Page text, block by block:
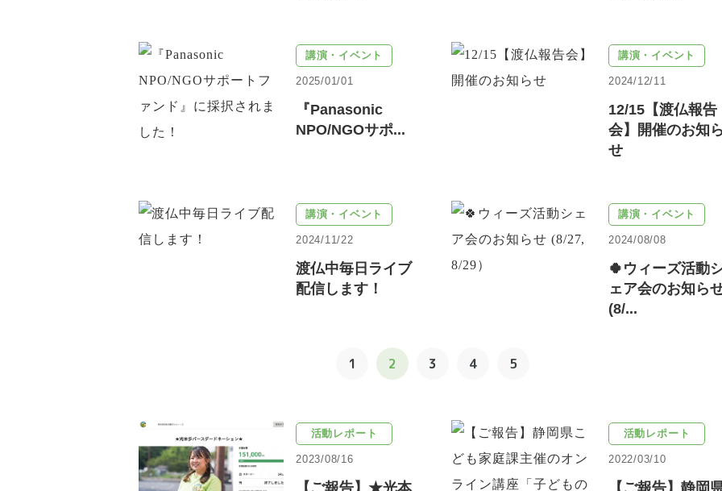
講演・イベント
2025/01/01
『Panasonic
NPO/NGOサポ...
講演・イベント
2024/12/11
12/15【渡仏報告
会】開催のお知
せ
講演・イベント
2024/11/22
渡仏中毎日ライブ
配信します！
講演・イベント
2024/08/08
🍀ウィーズ活動
ェア会のお知ら
(8/...
1 2 3 4 5
活動レポート
2023/08/16
【ご報告】★光本
活動レポート
2022/03/10
【ご報告】静岡